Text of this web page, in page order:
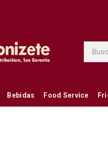
Bebidas Food Service